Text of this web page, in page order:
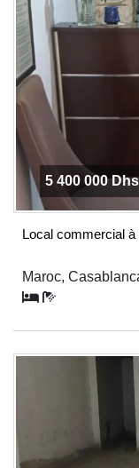
5 400 000 Dhs
Local commercial à
Maroc,